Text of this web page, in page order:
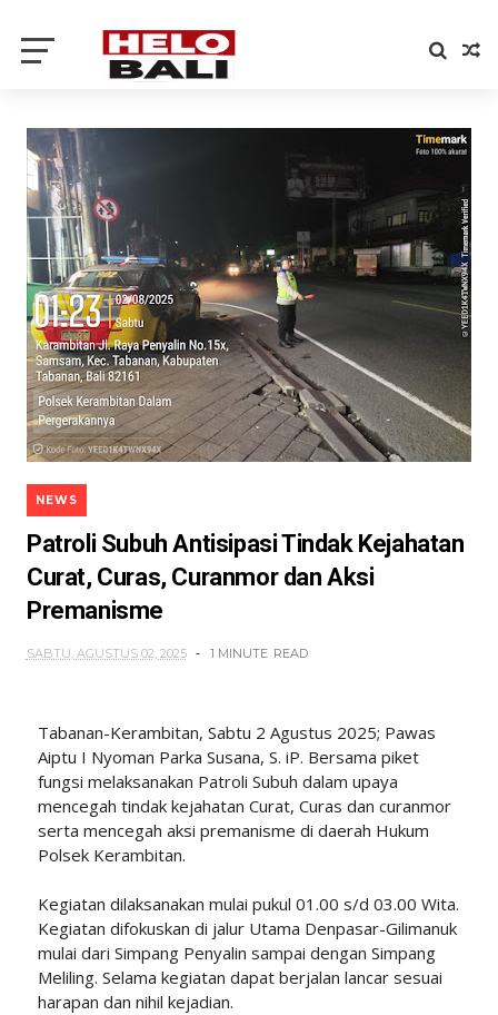
NEWS
Patroli Subuh Antisipasi Tindak Kejahatan
Curat, Curas, Curanmor dan Aksi
Premanisme
SABTU, AGUSTUS 02, 2025 1 MINUTE READ
Tabanan-Kerambitan, Sabtu 2 Agustus 2025; Pawas
Aiptu I Nyoman Parka Susana, S. iP. Bersama piket
fungsi melaksanakan Patroli Subuh dalam upaya
mencegah tindak kejahatan Curat, Curas dan curanmor
serta mencegah aksi premanisme di daerah Hukum
Polsek Kerambitan.
Kegiatan dilaksanakan mulai pukul 01.00 s/d 03.00 Wita.
Kegiatan difokuskan di jalur Utama Denpasar-Gilimanuk
mulai dari Simpang Penyalin sampai dengan Simpang
Meliling. Selama kegiatan dapat berjalan lancar sesuai
harapan dan nihil kejadian.